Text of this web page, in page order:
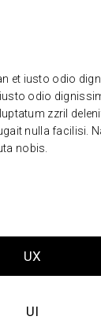
et iusto odio
odio
zzril
nulla facilisi.
nobis.
UX
UI